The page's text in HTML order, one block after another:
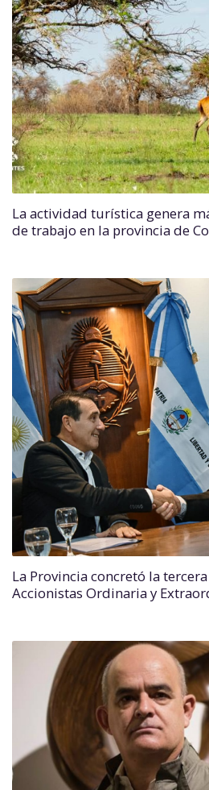
La actividad turística genera
de trabajo en la provincia de
La Provincia concretó la
Accionistas Ordinaria y